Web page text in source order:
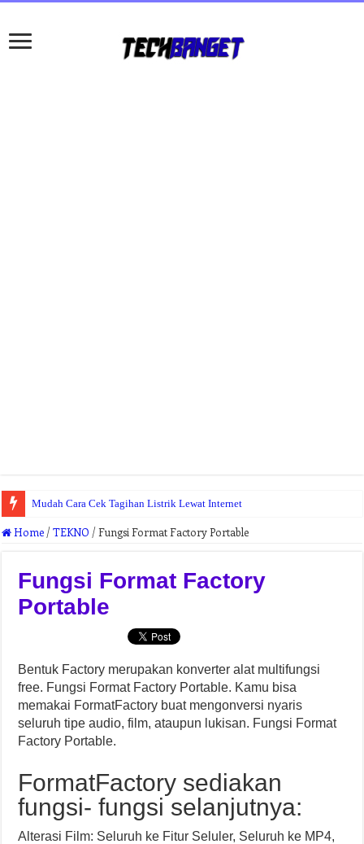
Mudah Cara Cek Tagihan Listrik Lewat Internet
Home /TEKNO /Fungsi Format Factory Portable
Fungsi Format Factory
Portable
Bentuk Factory merupakan konverter alat multifungsi
free. Fungsi Format Factory Portable. Kamu bisa
memakai FormatFactory buat mengonversi nyaris
seluruh tipe audio, film, ataupun lukisan. Fungsi Format
Factory Portable.
FormatFactory sediakan
fungsi- fungsi selanjutnya:
Alterasi Film: Seluruh ke Fitur Seluler, Seluruh ke MP4,